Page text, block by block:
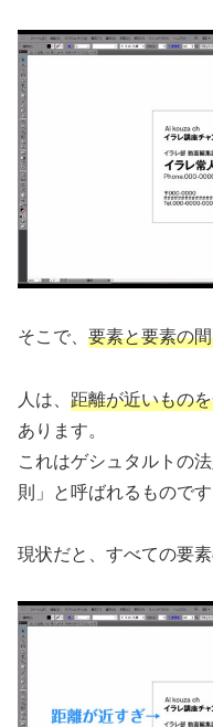
そこで、 要素と要素の
人は、 距離が近いもの
あります。
これはゲシュタルトの
則」と呼ばれるものです
現状だと、すべての要